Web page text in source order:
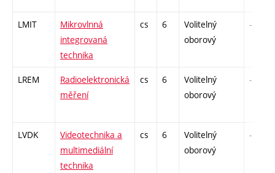
LMIT
Mikrovlnná
integrovaná
technika
cs 6
Volitelný
oborový
-
LREM
Radioelektronická
měření
cs 6
Volitelný
oborový
-
LVDK
Videotechnika a
multimediální
technika
cs 6
Volitelný
oborový
-